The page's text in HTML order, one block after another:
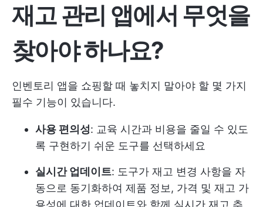
재고 관리 앱에서 무엇을
찾아야 하나요?
인벤토리 앱을 쇼핑할 때 놓치지 말아야 할 몇 가지
필수 기능이 있습니다.
사용 편의성: 교육 시간과 비용을 줄일 수 있도
록 구현하기 쉬운 도구를 선택하세요
실시간 업데이트: 도구가 재고 변경 사항을 자
동으로 동기화하여 제품 정보, 가격 및 재고 가
용성에 대한 업데이트와 함께 실시간 재고 추